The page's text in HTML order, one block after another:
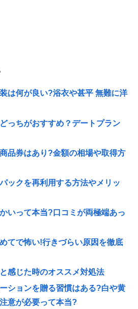
は何が良い?浴衣や甚平 無難に洋
っちがおすすめ？デートプラン
品券はあり?金額の相場や取得方
ックを再利用する方法やメリッ
いって本当?口コミが両極端あっ
てで怖い!行きづらい原因を徹底
感じた時のオススメ対処法
ションを贈る習慣はある?白や黄
意が必要って本当?